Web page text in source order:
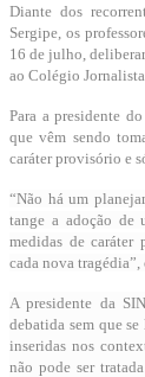
Diante dos
Sergipe, os
16 de julho,
ao Colégio
Para a presidente
que vêm sendo
caráter provisório e
“Não há um
tange a adoção de
medidas de caráter
cada nova
A presidente da
debatida sem que
inseridas nos
não pode ser